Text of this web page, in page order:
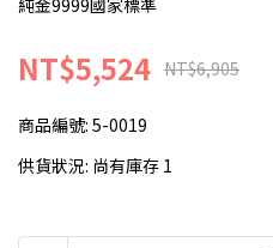
純金9999國家標準
NT$5,524 NT$6,905
商品編號: 5-0019
供貨狀況: 尚有庫存 1